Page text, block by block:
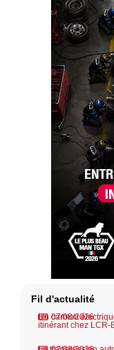
Fil d'actualité
07/08/2026
Un camion
itinérant chez LCR-